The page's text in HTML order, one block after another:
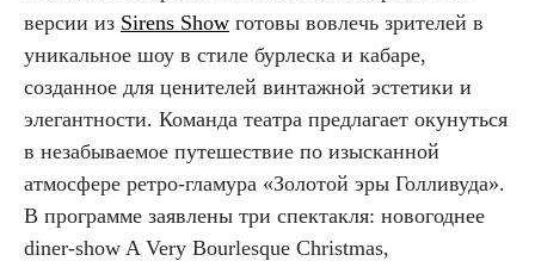
версии из Sirens Show готовы вовлечь зрителей в
уникальное шоу в стиле бурлеска и кабаре,
созданное для ценителей винтажной эстетики и
элегантности. Команда театра предлагает окунуться
в незабываемое путешествие по изысканной
атмосфере ретро-гламура «Золотой эры Голливуда».
В программе заявлены три спектакля: новогоднее
diner-show A Very Bourlesque Christmas,